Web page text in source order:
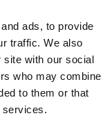
ads, to provide
traffic. We also
site with our social
who may combine
to them or that
services.
a
para
que o aloé
(aftas),